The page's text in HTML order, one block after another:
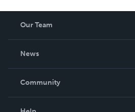
Our Team
News
In The News
Community